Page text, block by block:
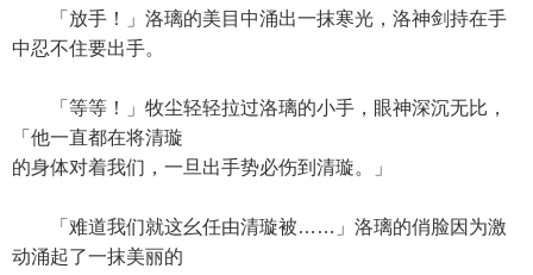
「放手！」洛璃的美目中涌出一抹寒光，洛神剑持在手
中忍不住要出手。
「等等！」牧尘轻轻拉过洛璃的小手，眼神深沉无比，
「他一直都在将清璇
的身体对着我们，一旦出手势必伤到清璇。」
「难道我们就这幺任由清璇被……」洛璃的俏脸因为激
动涌起了一抹美丽的